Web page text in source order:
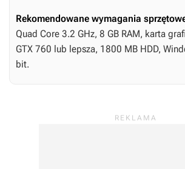
Rekomendowane wymagania
Quad Core 3.2 GHz, 8 GB RAM, karta
GTX 760 lub lepsza, 1800 MB HDD,
bit.